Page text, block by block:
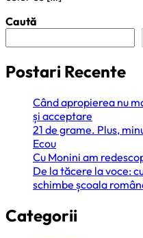
Caută
Postari Recente
Când apropierea nu
și acceptare
21 de grame. Plus,
Ecou
Cu Monini am
De la tăcere la voce:
schimbe școala
Categorii